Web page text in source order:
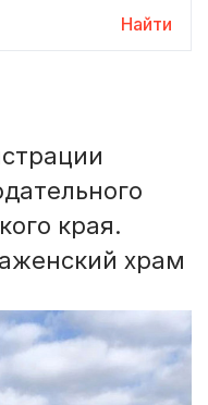
Найти
края.
храм